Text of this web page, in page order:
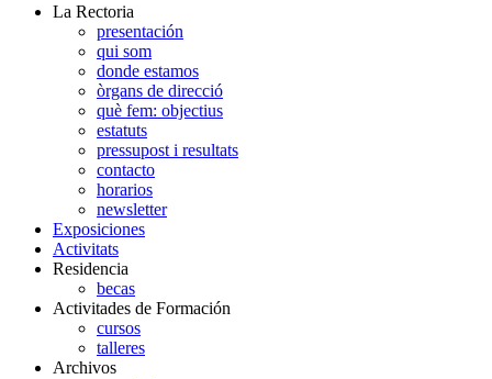
La Rectoria
presentación
qui som
donde estamos
òrgans de direcció
què fem: objectius
estatuts
pressupost i resultats
contacto
horarios
newsletter
Exposiciones
Activitats
Residencia
becas
Activitades de Formación
cursos
talleres
Archivos